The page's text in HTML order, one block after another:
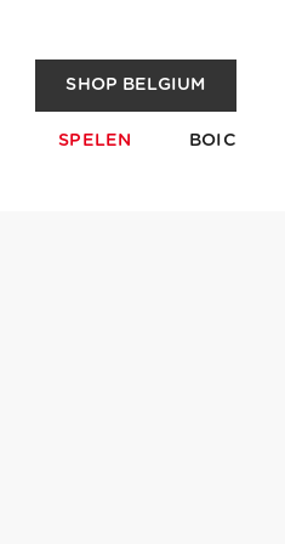
SHOP BELGIUM
SPELEN BOIC